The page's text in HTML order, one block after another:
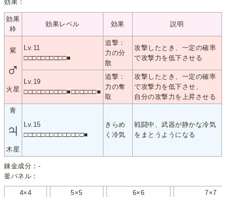
効果：
効果
枠
効果レベル 効果 説明
紫
♂
火星
Lv.11
□□□□□□□□□□■
追撃：
力の分
散
攻撃したとき、一定の確率
で攻撃力を低下させる
Lv.19
□□□□□□□□□□■□□□□□□■
追撃：
力の奪
取
攻撃したとき、一定の確率
で攻撃力を低下させ、
自分の攻撃力を上昇させる
青
♃
木星
Lv.15
□□□□□□□□□□□□□□■
きらめ
く冷気
戦闘中、武器が静かな冷気
をまとうようになる
錬金成分：-
釜パネル：
4×4 5×5 6×6
7×7